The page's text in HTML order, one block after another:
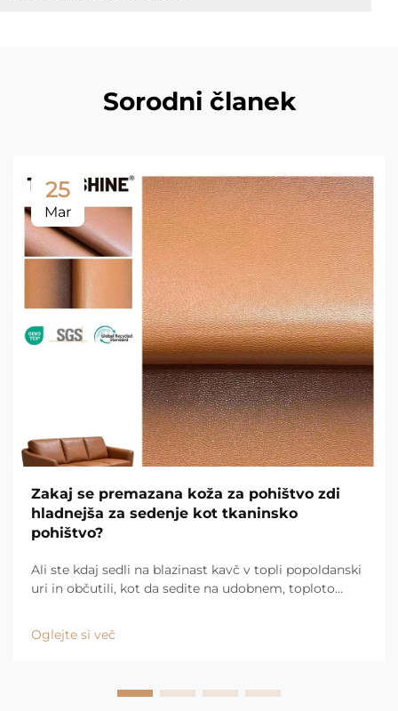
Sorodni članek
25
Mar
Zakaj se premazana koža za pohištvo zdi
hladnejša za sedenje kot tkaninsko
pohištvo?
Ali ste kdaj sedli na blazinast kavč v topli popoldanski
uri in občutili, kot da sedite na udobnem, toploto
kavč in se takoj počutite osveženo. Za to obstaja
razlog, in ...
Oglejte si več